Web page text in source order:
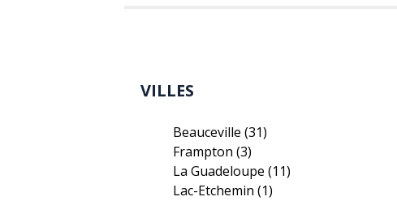
VILLES
Beauceville (31)
Frampton (3)
La Guadeloupe (11)
Lac-Etchemin (1)